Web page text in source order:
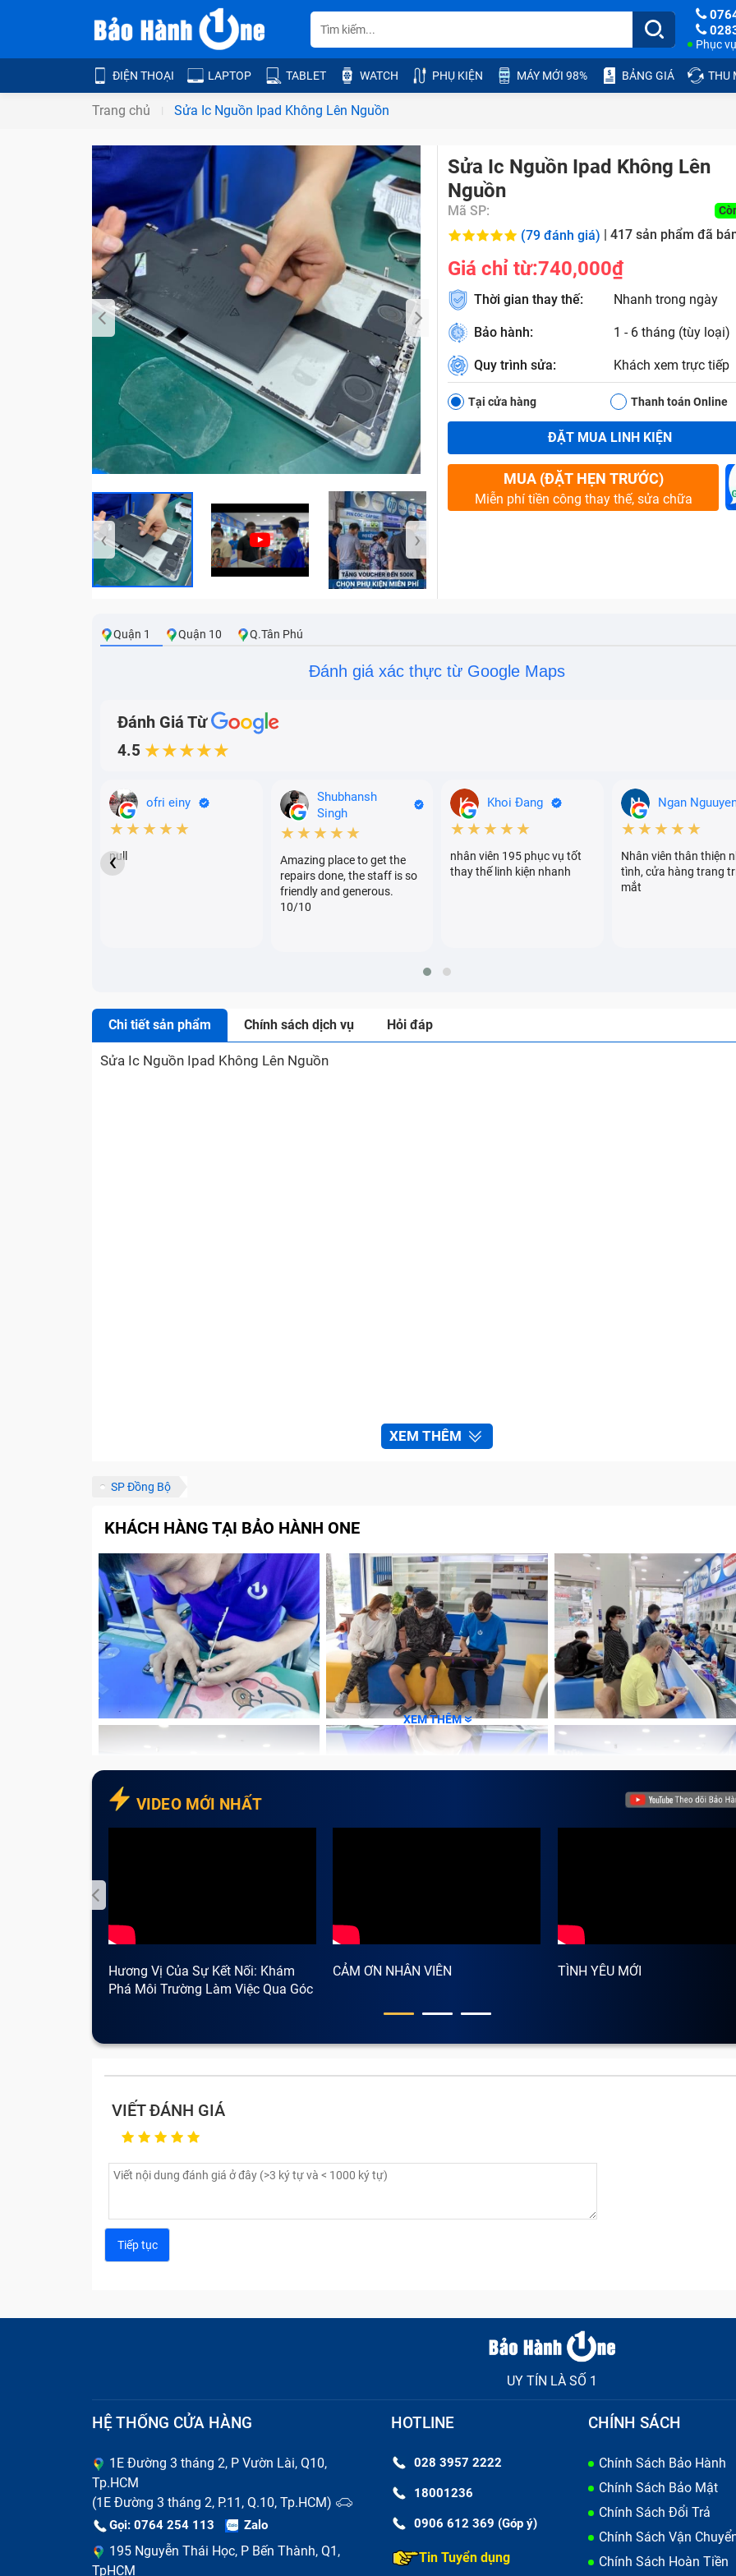
Phục
ĐIỆN THOẠI LAPTOP TABLET WATCH PHỤ KIỆN MÁY MỚI 98% BẢNG GIÁ THU
Trang chủ Sửa Ic Nguồn Ipad Không Lên Nguồn
‹ ›
Sửa Ic Nguồn Ipad Không Lên
Nguồn
Mã SP:
(79 đánh giá) | 417 sản phẩm đã
Giá chỉ từ:740,000₫
Thời gian thay thế: Nhanh trong ngày
Bảo hành: 1 - 6 tháng (tùy loại)
Quy trình sửa: Khách xem trực tiếp
Tại cửa hàng Thanh toán Online
ĐẶT MUA LINH KIỆN
MUA (ĐẶT HẸN TRƯỚC)
Miễn phí tiền công thay thế, sửa chữa
Quận 1 Quận 10 Q.Tân Phú
Đánh giá xác thực từ Google Maps
Đánh Giá Từ
4.5 ★★★★★
ofri einy
★★★★★
null
Shubhansh
Singh
★★★★★
Amazing place to get the
repairs done, the staff is so
friendly and generous.
10/10
Khoi Đang
★★★★★
nhân viên 195 phục vụ tốt
thay thế linh kiện nhanh
Ngan
★★★★★
Nhân viên thân thiện
tình, cửa hàng trang
mắt
‹
Chi tiết sản phẩm Chính sách dịch vụ Hỏi đáp
Sửa Ic Nguồn Ipad Không Lên Nguồn
XEM THÊM
SP Đồng Bộ
KHÁCH HÀNG TẠI BẢO HÀNH ONE
XEM THÊM
VIDEO MỚI NHẤT
Hương Vị Của Sự Kết Nối: Khám
Phá Môi Trường Làm Việc Qua Góc
CẢM ƠN NHÂN VIÊN TÌNH YÊU MỚI
VIẾT ĐÁNH GIÁ
UY TÍN LÀ SỐ 1
HỆ THỐNG CỬA HÀNG
1E Đường 3 tháng 2, P Vườn Lài, Q10,
Tp.HCM
(1E Đường 3 tháng 2, P.11, Q.10, Tp.HCM)
Gọi: 0764 254 113 Zalo
195 Nguyễn Thái Học, P Bến Thành, Q1,
TpHCM
HOTLINE
028 3957 2222
18001236
0906 612 369 (Góp ý)
Tin Tuyển dụng
CHÍNH SÁCH
Chính Sách Bảo Hành
Chính Sách Bảo Mật
Chính Sách Đổi Trả
Chính Sách Vận
Chính Sách Hoàn Tiền